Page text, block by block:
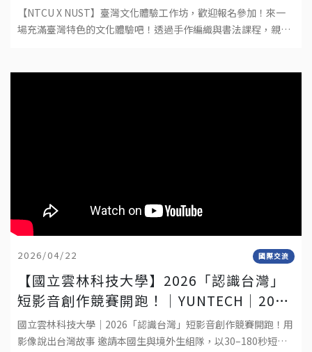
【NTCU X NUST】臺灣文化體驗工作坊，歡迎報名參加！來一
場充滿臺灣特色的文化體驗吧！透過手作編織與書法課程，親手
2026/04/22 國際交流
【國立雲林科技大學】2026「認識台灣」
短影音創作競賽開跑！│YUNTECH│2026
“DISCOVER TAIWAN” SHORT VIDEO
COMPETITION
國立雲林科技大學｜2026「認識台灣」短影音創作競賽開跑！用
影像說出台灣故事 邀請本國生與境外生組隊，以30–180秒短影